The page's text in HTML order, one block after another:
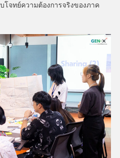
โจทย์ความต้องการจริงของภาค